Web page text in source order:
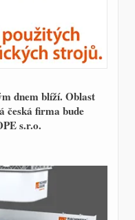
dnem blíží. Oblast
česká firma bude
s.r.o.